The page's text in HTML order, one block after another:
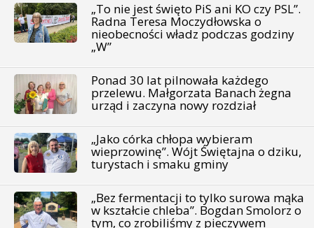
„To nie jest święto PiS ani KO czy PSL”.
Radna Teresa Moczydłowska o
nieobecności władz podczas godziny
„W”
Ponad 30 lat pilnowała każdego
przelewu. Małgorzata Banach żegna
urząd i zaczyna nowy rozdział
„Jako córka chłopa wybieram
wieprzowinę”. Wójt Świętajna o dziku,
turystach i smaku gminy
„Bez fermentacji to tylko surowa mąka
w kształcie chleba”. Bogdan Smolorz o
tym, co zrobiliśmy z pieczywem